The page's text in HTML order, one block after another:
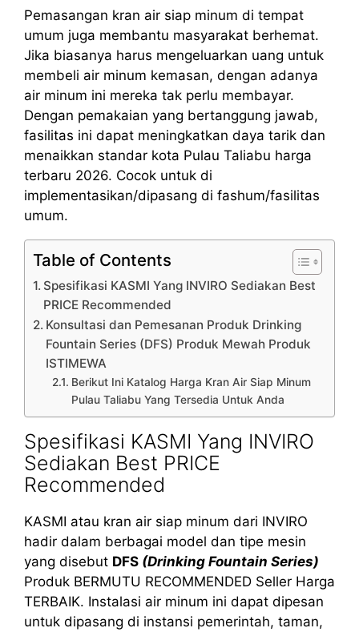
Pemasangan kran air siap minum di tempat
umum juga membantu masyarakat berhemat.
Jika biasanya harus mengeluarkan uang untuk
membeli air minum kemasan, dengan adanya
air minum ini mereka tak perlu membayar.
Dengan pemakaian yang bertanggung jawab,
fasilitas ini dapat meningkatkan daya tarik dan
menaikkan standar kota Pulau Taliabu harga
terbaru 2026. Cocok untuk di
implementasikan/dipasang di fashum/fasilitas
umum.
Table of Contents
Spesifikasi KASMI Yang INVIRO Sediakan Best
PRICE Recommended
Konsultasi dan Pemesanan Produk Drinking
Fountain Series (DFS) Produk Mewah Produk
ISTIMEWA
Berikut Ini Katalog Harga Kran Air Siap Minum
Pulau Taliabu Yang Tersedia Untuk Anda
Spesifikasi KASMI Yang INVIRO
Sediakan Best PRICE
Recommended
KASMI atau kran air siap minum dari INVIRO
hadir dalam berbagai model dan tipe mesin
yang disebut DFS (Drinking Fountain Series)
Produk BERMUTU RECOMMENDED Seller Harga
TERBAIK. Instalasi air minum ini dapat dipesan
untuk dipasang di instansi pemerintah, taman,